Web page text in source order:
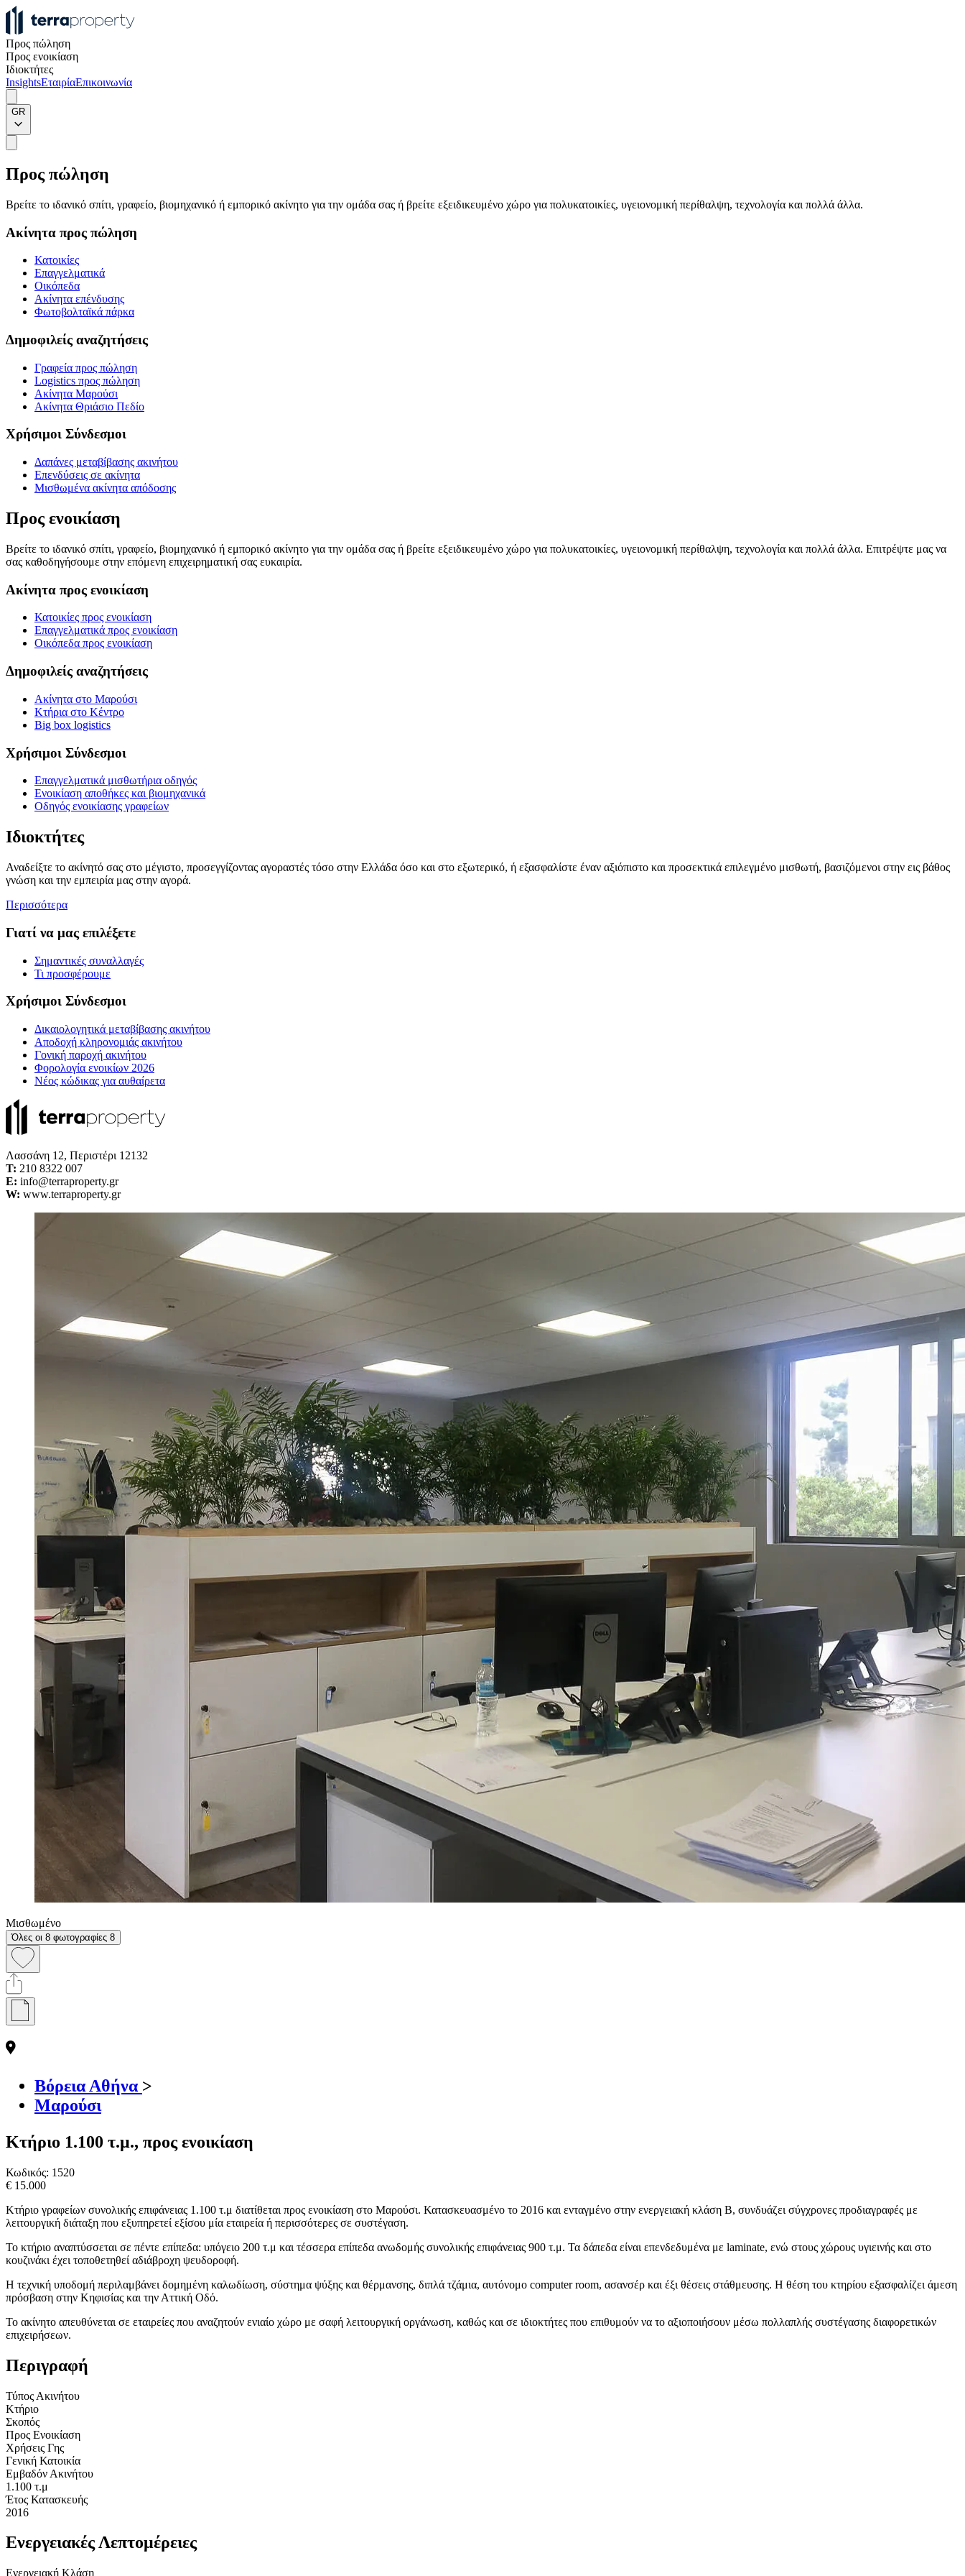
Προς πώληση
Προς ενοικίαση
Ιδιοκτήτες
InsightsΕταιρίαΕπικοινωνία
GR
Προς πώληση
Βρείτε το ιδανικό σπίτι, γραφείο, βιομηχανικό ή εμπορικό ακίνητο για την ομάδα σας ή βρείτε εξειδικευμένο χώρο για πολυκατοικίες, υγειονομική περίθαλψη, τεχνολογία και πολλά άλλα.
Ακίνητα προς πώληση
Κατοικίες
Επαγγελματικά
Οικόπεδα
Ακίνητα επένδυσης
Φωτοβολταϊκά πάρκα
Δημοφιλείς αναζητήσεις
Γραφεία προς πώληση
Logistics προς πώληση
Ακίνητα Μαρούσι
Ακίνητα Θριάσιο Πεδίο
Χρήσιμοι Σύνδεσμοι
Δαπάνες μεταβίβασης ακινήτου
Επενδύσεις σε ακίνητα
Μισθωμένα ακίνητα απόδοσης
Προς ενοικίαση
Βρείτε το ιδανικό σπίτι, γραφείο, βιομηχανικό ή εμπορικό ακίνητο για την ομάδα σας ή βρείτε εξειδικευμένο χώρο για πολυκατοικίες, υγειονομική περίθαλψη, τεχνολογία και πολλά άλλα. Επιτρέψτε μας να
σας καθοδηγήσουμε στην επόμενη επιχειρηματική σας ευκαιρία.
Ακίνητα προς ενοικίαση
Κατοικίες προς ενοικίαση
Επαγγελματικά προς ενοικίαση
Οικόπεδα προς ενοικίαση
Δημοφιλείς αναζητήσεις
Ακίνητα στο Μαρούσι
Κτήρια στο Κέντρο
Big box logistics
Χρήσιμοι Σύνδεσμοι
Επαγγελματικά μισθωτήρια οδηγός
Ενοικίαση αποθήκες και βιομηχανικά
Οδηγός ενοικίασης γραφείων
Ιδιοκτήτες
Αναδείξτε το ακίνητό σας στο μέγιστο, προσεγγίζοντας αγοραστές τόσο στην Ελλάδα όσο και στο εξωτερικό, ή εξασφαλίστε έναν αξιόπιστο και προσεκτικά επιλεγμένο μισθωτή, βασιζόμενοι στην εις βάθος
γνώση και την εμπειρία μας στην αγορά.
Περισσότερα
Γιατί να μας επιλέξετε
Σημαντικές συναλλαγές
Τι προσφέρουμε
Χρήσιμοι Σύνδεσμοι
Δικαιολογητικά μεταβίβασης ακινήτου
Αποδοχή κληρονομιάς ακινήτου
Γονική παροχή ακινήτου
Φορολογία ενοικίων 2026
Νέος κώδικας για αυθαίρετα
Λασσάνη 12, Περιστέρι 12132
Τ: 210 8322 007
E: info@terraproperty.gr
W: www.terraproperty.gr
Μισθωμένο
Όλες οι 8 φωτογραφίες 8
Βόρεια Αθήνα >
Μαρούσι
Κτήριο 1.100 τ.μ., προς ενοικίαση
Κωδικός: 1520
€ 15.000
Κτήριο γραφείων συνολικής επιφάνειας 1.100 τ.μ διατίθεται προς ενοικίαση στο Μαρούσι. Κατασκευασμένο το 2016 και ενταγμένο στην ενεργειακή κλάση Β, συνδυάζει σύγχρονες προδιαγραφές με
λειτουργική διάταξη που εξυπηρετεί εξίσου μία εταιρεία ή περισσότερες σε συστέγαση.
Το κτήριο αναπτύσσεται σε πέντε επίπεδα: υπόγειο 200 τ.μ και τέσσερα επίπεδα ανωδομής συνολικής επιφάνειας 900 τ.μ. Τα δάπεδα είναι επενδεδυμένα με laminate, ενώ στους χώρους υγιεινής και στο
κουζινάκι έχει τοποθετηθεί αδιάβροχη ψευδοροφή.
Η τεχνική υποδομή περιλαμβάνει δομημένη καλωδίωση, σύστημα ψύξης και θέρμανσης, διπλά τζάμια, αυτόνομο computer room, ασανσέρ και έξι θέσεις στάθμευσης. Η θέση του κτηρίου εξασφαλίζει άμεση
πρόσβαση στην Κηφισίας και την Αττική Οδό.
Το ακίνητο απευθύνεται σε εταιρείες που αναζητούν ενιαίο χώρο με σαφή λειτουργική οργάνωση, καθώς και σε ιδιοκτήτες που επιθυμούν να το αξιοποιήσουν μέσω πολλαπλής συστέγασης διαφορετικών
επιχειρήσεων.
Περιγραφή
Τύπος Ακινήτου
Κτήριο
Σκοπός
Προς Ενοικίαση
Χρήσεις Γης
Γενική Κατοικία
Εμβαδόν Ακινήτου
1.100 τ.μ
Έτος Κατασκευής
2016
Ενεργειακές Λεπτομέρειες
Ενεργειακή Κλάση